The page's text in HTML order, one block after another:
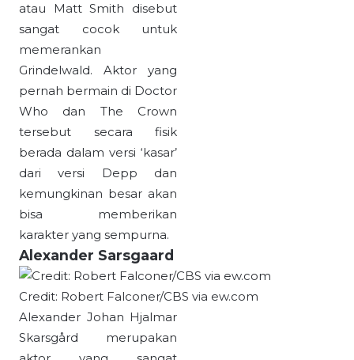
atau Matt Smith disebut
sangat cocok untuk
memerankan
Grindelwald. Aktor yang
pernah bermain di Doctor
Who dan The Crown
tersebut secara fisik
berada dalam versi ‘kasar’
dari versi Depp dan
kemungkinan besar akan
bisa memberikan
karakter yang sempurna.
Alexander Sarsgaard
Credit: Robert Falconer/CBS via ew.com
Alexander Johan Hjalmar
Skarsgård merupakan